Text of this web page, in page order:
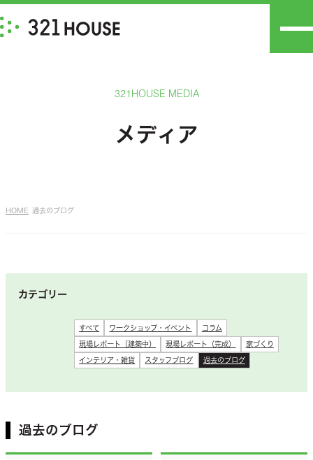
321HOUSE MEDIA
メディア
HOME 過去のブログ
カテゴリー
すべて ワークショップ・イベント コラム
現場レポート（建築中） 現場レポート（完成） 家づくり
インテリア・雑貨 スタッフブログ 過去のブログ
過去のブログ